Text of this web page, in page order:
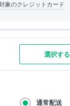
象のクレジットカード
選択する
通常配送